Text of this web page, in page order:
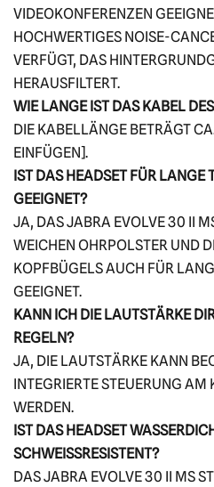
VIDEOKONFERENZEN
HOCHWERTIGES NOISE-
VERFÜGT, DAS
HERAUSFILTERT.
WIE LANGE IST DAS KABEL
DIE KABELLÄNGE BETRÄGT
EINFÜGEN].
IST DAS HEADSET FÜR LANGE
GEEIGNET?
JA, DAS JABRA EVOLVE 30 II
WEICHEN OHRPOLSTER UND
KOPFBÜGELS AUCH FÜR
GEEIGNET.
KANN ICH DIE LAUTSTÄRKE
REGELN?
JA, DIE LAUTSTÄRKE KANN
INTEGRIERTE STEUERUNG AM
WERDEN.
IST DAS HEADSET
SCHWEISSRESISTENT?
DAS JABRA EVOLVE 30 II MS